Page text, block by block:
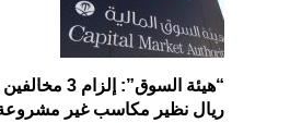
ريال نظير مكاسب غير